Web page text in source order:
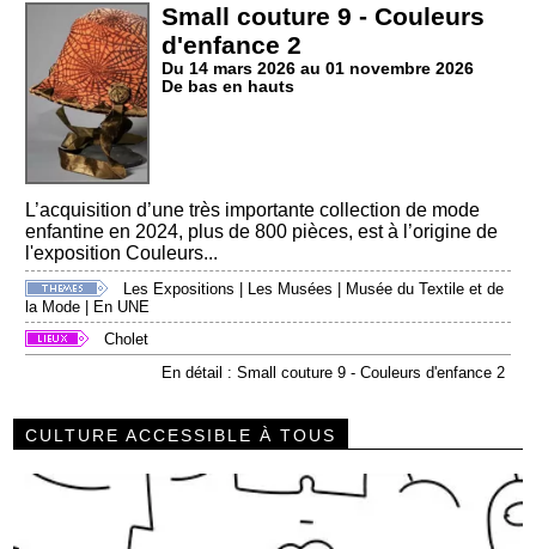
Small couture 9 - Couleurs
d'enfance 2
Du 14 mars 2026 au 01 novembre 2026
De bas en hauts
L’acquisition d’une très importante collection de mode
enfantine en 2024, plus de 800 pièces, est à l’origine de
l'exposition Couleurs...
Les Expositions | Les Musées | Musée du Textile et de
la Mode | En UNE
Cholet
En détail : Small couture 9 - Couleurs d'enfance 2
CULTURE ACCESSIBLE À TOUS